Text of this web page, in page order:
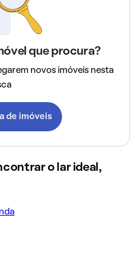
que procura?
novos imóveis nesta
de imóveis
o lar ideal,